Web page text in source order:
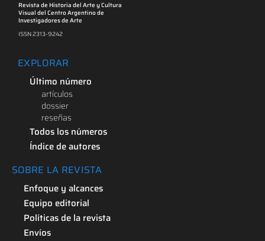
Revista de Historia del Arte y Cultura
Visual del Centro Argentino de
Investigadores de Arte
ISSN 2313-9242
EXPLORAR
Último número
artículos
dossier
reseñas
Todos los números
Índice de autores
SOBRE LA REVISTA
Enfoque y alcances
Equipo editorial
Políticas de la revista
Envíos